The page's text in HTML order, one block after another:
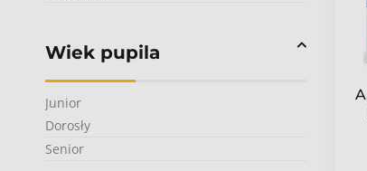
Wiek pupila
Junior
Dorosły
Senior